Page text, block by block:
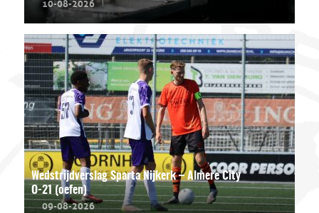
Wedstrijdverslag Sparta Nijkerk – Almere City
O-21 (oefen)
09-08-2026